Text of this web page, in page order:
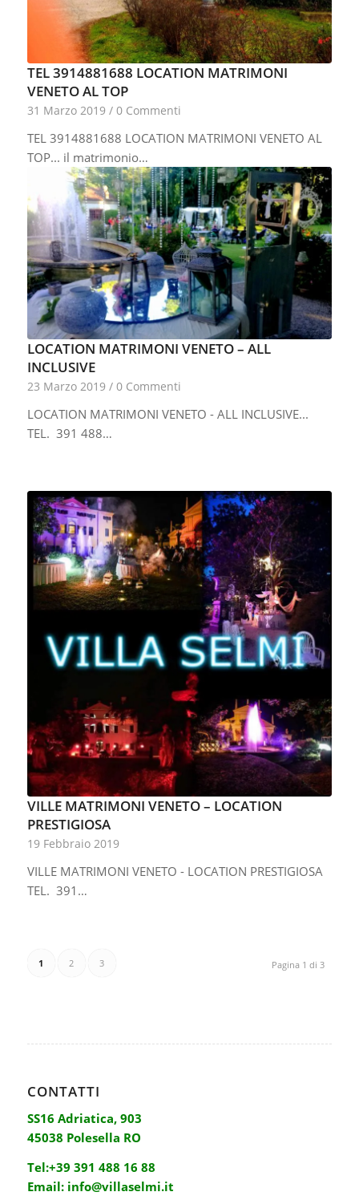
TEL 3914881688 LOCATION MATRIMONI
VENETO AL TOP
31 Marzo 2019 / 0 Commenti
TEL 3914881688 LOCATION MATRIMONI VENETO AL
TOP... il matrimonio…
LOCATION MATRIMONI VENETO – ALL
INCLUSIVE
23 Marzo 2019 / 0 Commenti
LOCATION MATRIMONI VENETO - ALL INCLUSIVE...
TEL. 391 488…
VILLE MATRIMONI VENETO – LOCATION
PRESTIGIOSA
19 Febbraio 2019
VILLE MATRIMONI VENETO - LOCATION PRESTIGIOSA
TEL. 391…
Pagina 1 di 3
1 2 3
CONTATTI
SS16 Adriatica, 903
45038 Polesella RO
Tel:+39 391 488 16 88
Email: info@villaselmi.it